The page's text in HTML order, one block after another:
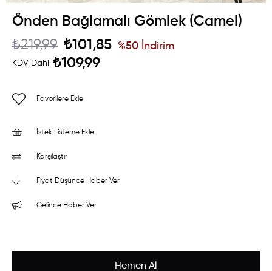
Önden Bağlamalı Gömlek (Camel)
₺219,99 ₺101,85
KDV Dahil ₺109,99
%50 İndirim
Favorilere Ekle
İstek Listeme Ekle
Karşılaştır
Fiyat Düşünce Haber Ver
Gelince Haber Ver